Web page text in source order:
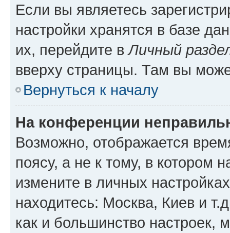
Если вы являетесь
настройки хранятся в базе
их, перейдите вЛичный
вверху страницы. Там вы
Вернуться к началу
На конференции
Возможно, отображается
поясу, а не к тому, в котором
измените в личных
находитесь: Москва, Киев и
как и большинство настроек,